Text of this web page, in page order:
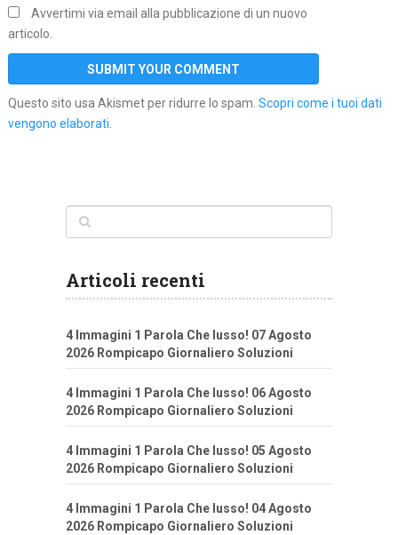
Avvertimi via email alla pubblicazione di un nuovo
articolo.
Questo sito usa Akismet per ridurre lo spam. Scopri come i tuoi dati
vengono elaborati.
Articoli recenti
4 Immagini 1 Parola Che lusso! 07 Agosto
2026 Rompicapo Giornaliero Soluzioni
4 Immagini 1 Parola Che lusso! 06 Agosto
2026 Rompicapo Giornaliero Soluzioni
4 Immagini 1 Parola Che lusso! 05 Agosto
2026 Rompicapo Giornaliero Soluzioni
4 Immagini 1 Parola Che lusso! 04 Agosto
2026 Rompicapo Giornaliero Soluzioni